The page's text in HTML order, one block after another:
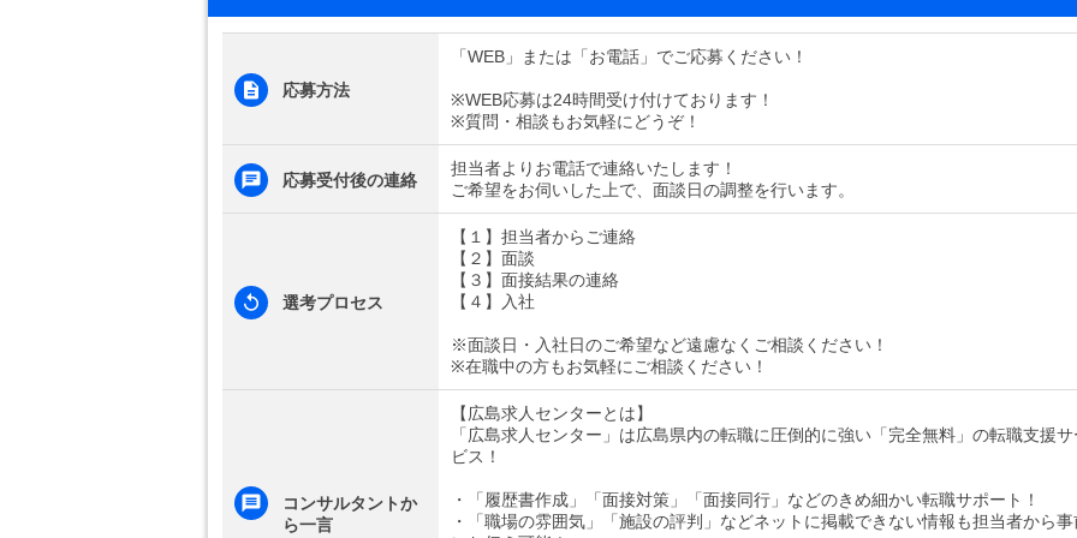
応募方法
「WEB」または「お電話」でご応募ください！
※WEB応募は24時間受け付けております！
※質問・相談もお気軽にどうぞ！
応募受付後の連絡
担当者よりお電話で連絡いたします！
ご希望をお伺いした上で、面談日の調整を行います。
選考プロセス
【１】担当者からご連絡
【２】面談
【３】面接結果の連絡
【４】入社
※面談日・入社日のご希望など遠慮なくご相談ください！
※在職中の方もお気軽にご相談ください！
コンサルタントか
ら一言
【広島求人センターとは】
「広島求人センター」は広島県内の転職に圧倒的に強い「完全無料」の転職支援サ
ビス！
・「履歴書作成」「面接対策」「面接同行」などのきめ細かい転職サポート！
・「職場の雰囲気」「施設の評判」などネットに掲載できない情報も担当者から事